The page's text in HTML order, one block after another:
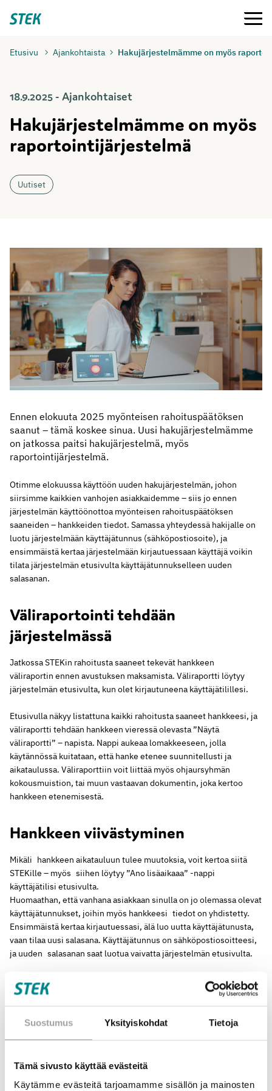
Suostumus Yksityiskohdat Tietoja
Tämä sivusto käyttää evästeitä
Käytämme evästeitä tarjoamamme sisällön ja mainosten
suoraan
Stek Valikko
Etusivu Ajankohtaista Hakujärjestelmämme on myös
18.9.2025 - Ajankohtaiset
Hakujärjestelmämme on myös
raportointijärjestelmä
Uutiset
Ennen elokuuta 2025 myönteisen rahoituspäätöksen
saanut – tämä koskee sinua. Uusi hakujärjestelmämme
on jatkossa paitsi hakujärjestelmä, myös
raportointijärjestelmä.
Otimme elokuussa käyttöön uuden hakujärjestelmän, johon
siirsimme kaikkien vanhojen asiakkaidemme – siis jo ennen
järjestelmän käyttöönottoa myönteisen rahoituspäätöksen
saaneiden – hankkeiden tiedot. Samassa yhteydessä hakijalle on
luotu järjestelmään käyttäjätunnus (sähköpostiosoite), ja
ensimmäistä kertaa järjestelmään kirjautuessaan käyttäjä voikin
tilata järjestelmän etusivulta käyttäjätunnukselleen uuden
salasanan.
Väliraportointi tehdään
järjestelmässä
Jatkossa STEKin rahoitusta saaneet tekevät hankkeen
väliraportin ennen avustuksen maksamista. Väliraportti löytyy
järjestelmän etusivulta, kun olet kirjautuneena käyttäjätilillesi.
Etusivulla näkyy listattuna kaikki rahoitusta saaneet hankkeesi, ja
väliraportti tehdään hankkeen vieressä olevasta ”Näytä
väliraportti” – napista. Nappi aukeaa lomakkeeseen, jolla
käytännössä kuitataan, että hanke etenee suunnitellusti ja
aikataulussa. Väliraporttiin voit liittää myös ohjaursyhmän
kokousmuistion, tai muun vastaavan dokumentin, joka kertoo
hankkeen etenemisestä.
Hankkeen viivästyminen
Mikäli hankkeen aikatauluun tulee muutoksia, voit kertoa siitä
STEKille – myös siihen löytyy ”Ano lisäaikaaa” -nappi
käyttäjätilisi etusivulta.
Huomaathan, että vanhana asiakkaan sinulla on jo olemassa olevat
käyttäjätunnukset, joihin myös hankkeesi tiedot on yhdistetty.
Ensimmäistä kertaa kirjautuessasi, älä luo uutta käyttäjätunusta,
vaan tilaa uusi salasana. Käyttäjätunnus on sähköpostiosoitteesi,
ja uuden salasanan saat luotua vaivatta järjestelmän etusivulta.
Hankkeen loppuraportti
Hankkeen päättyessä siitä tehdään loppuraportti. Loppuraportti on
yleensä edellytys myös loppulaskun maksamiselle, ellei
rahoitussopimuksessa ole toisin sovittu.
Ole yhteydessä matalalla kynnyksellä: kirsi.gimishanov_@_stek.fi